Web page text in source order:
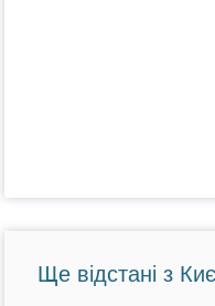
Ще відстані з